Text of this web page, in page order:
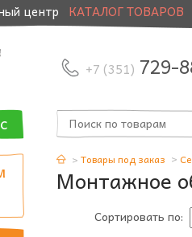
центр КАТАЛОГ ТОВАРОВ
+7 (351) 729-
Товары под заказ
Монтажное
Сортировать по: